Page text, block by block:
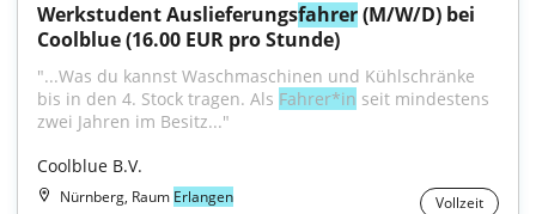
Werkstudent Auslieferungsfahrer (M/W/D) bei
Coolblue (16.00 EUR pro Stunde)
"...Was du kannst Waschmaschinen und Kühlschränke
bis in den 4. Stock tragen. Als Fahrer*in seit mindestens
zwei Jahren im Besitz..."
Coolblue B.V.
Nürnberg, Raum Erlangen
Vollzeit